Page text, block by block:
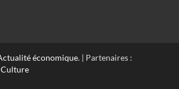
économique. | Partenaires :